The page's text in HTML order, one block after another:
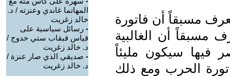
مسبقاً أن فاتورة
مسبقاً أن الغالبية
سيكون مليئاً
الحرب ومع ذلك
المهاتما غاندي وعنزته / د.
خالد زغريت
- رسائل سياسية على
قياس قبقاب ستي خدوج /
د. خالد زغريت
- صديقي الذي صار عنزة /
د. خالد زغريت